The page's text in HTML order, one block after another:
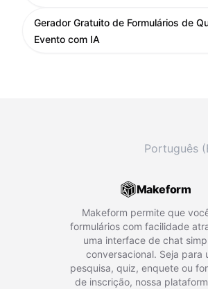
Gerador Gratuito de Formulários de
Evento com IA
Mudar idioma
Makeform
Makeform permite que
formulários com facilidade
uma interface de chat
conversacional. Seja para
pesquisa, quiz, enquete ou
de inscrição, nossa